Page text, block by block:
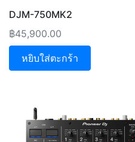
DJM-750MK2
฿45,900.00
หยิบใส่ตะกร้า